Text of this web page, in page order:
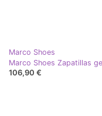
Marco Shoes
Marco Shoes Zapatillas
106,90 €